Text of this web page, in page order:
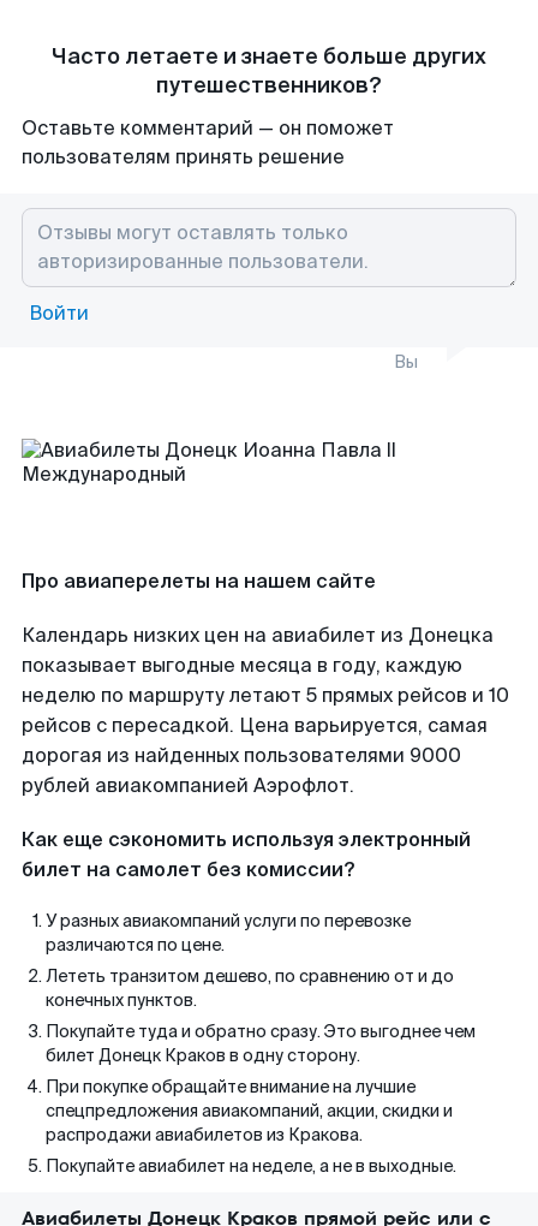
Часто летаете и знаете больше других
путешественников?
Оставьте комментарий — он поможет
пользователям принять решение
Войти
Вы
Про авиаперелеты на нашем сайте
Календарь низких цен на авиабилет из Донецка
показывает выгодные месяца в году, каждую
неделю по маршруту летают 5 прямых рейсов и 10
рейсов с пересадкой. Цена варьируется, самая
дорогая из найденных пользователями 9000
рублей авиакомпанией Аэрофлот.
Как еще сэкономить используя электронный
билет на самолет без комиссии?
У разных авиакомпаний услуги по перевозке
различаются по цене.
Лететь транзитом дешево, по сравнению от и до
конечных пунктов.
Покупайте туда и обратно сразу. Это выгоднее чем
билет Донецк Краков в одну сторону.
При покупке обращайте внимание на лучшие
спецпредложения авиакомпаний, акции, скидки и
распродажи авиабилетов из Кракова.
Покупайте авиабилет на неделе, а не в выходные.
Авиабилеты Донецк Краков прямой рейс или с